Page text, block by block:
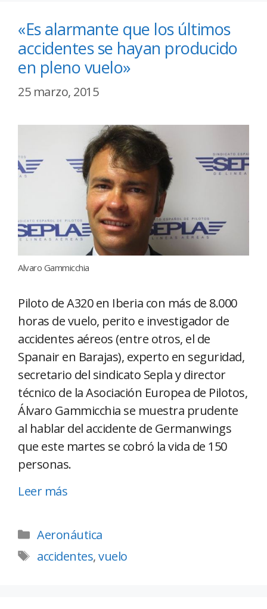
«Es alarmante que los últimos
accidentes se hayan producido
en pleno vuelo»
25 marzo, 2015
Alvaro Gammicchia
Piloto de A320 en Iberia con más de 8.000
horas de vuelo, perito e investigador de
accidentes aéreos (entre otros, el de
Spanair en Barajas), experto en seguridad,
secretario del sindicato Sepla y director
técnico de la Asociación Europea de Pilotos,
Álvaro Gammicchia se muestra prudente
al hablar del accidente de Germanwings
que este martes se cobró la vida de 150
personas.
Leer más
Aeronáutica
accidentes,vuelo